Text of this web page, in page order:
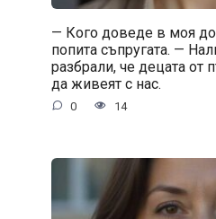
— Кого доведе в моя
попита съпругата. —
разбрали, че децата от
да живеят с нас.
0 14